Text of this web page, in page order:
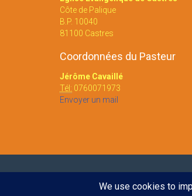
Côte de Palique
B.P. 10040
81100 Castres
Coordonnées du Pasteur
Jérôme Cavaillé
Tél: 0760071973
Envoyer un mail